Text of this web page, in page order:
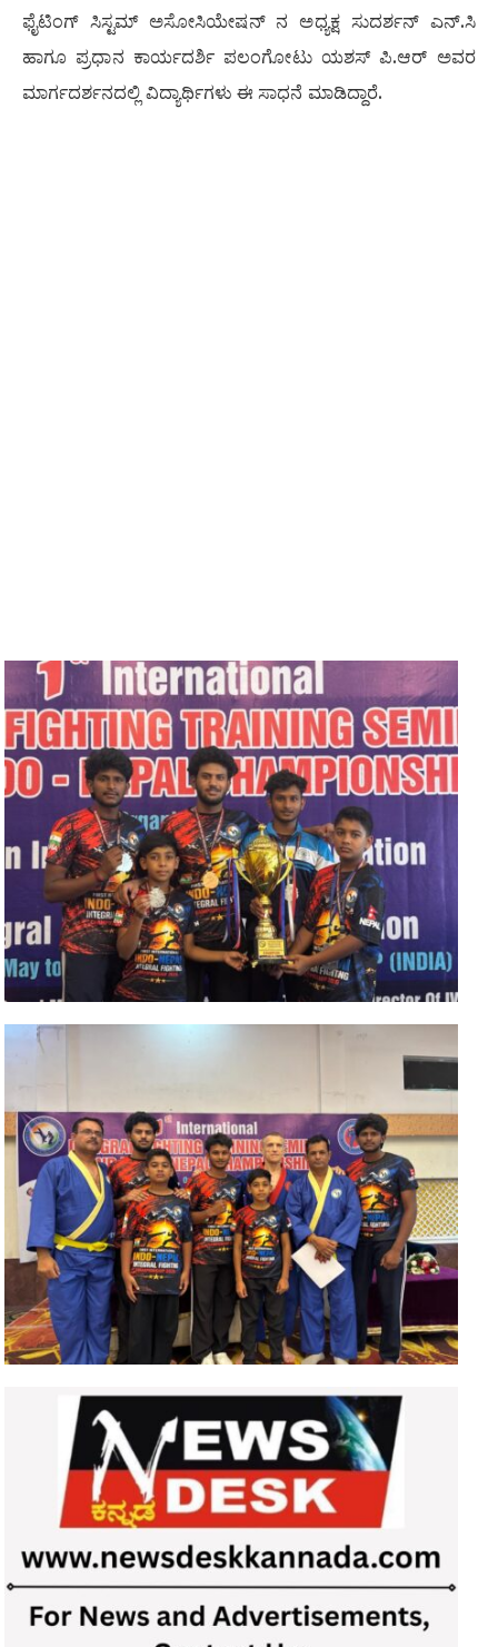
ಫೈಟಿಂಗ್ ಸಿಸ್ಟಮ್ ಅಸೋಸಿಯೇಷನ್ ನ ಅಧ್ಯಕ್ಷ ಸುದರ್ಶನ್ ಎನ್.ಸಿ
ಹಾಗೂ ಪ್ರಧಾನ ಕಾರ್ಯದರ್ಶಿ ಪಲಂಗೋಟು ಯಶಸ್ ಪಿ.ಆರ್ ಅವರ
ಮಾರ್ಗದರ್ಶನದಲ್ಲಿ ವಿದ್ಯಾರ್ಥಿಗಳು ಈ ಸಾಧನೆ ಮಾಡಿದ್ದಾರೆ.